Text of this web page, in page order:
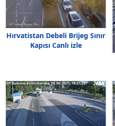
Hırvatistan Debeli Brijeg Sınır
Kapısı Canlı izle